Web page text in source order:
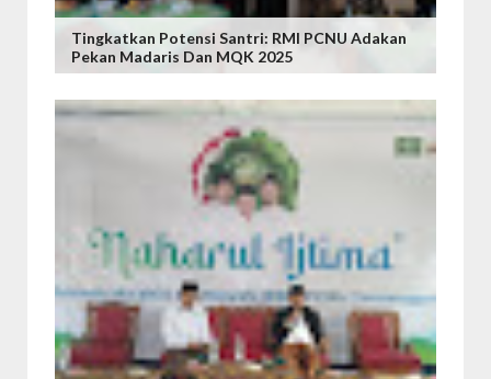
Tingkatkan Potensi Santri: RMI PCNU Adakan
Pekan Madaris Dan MQK 2025